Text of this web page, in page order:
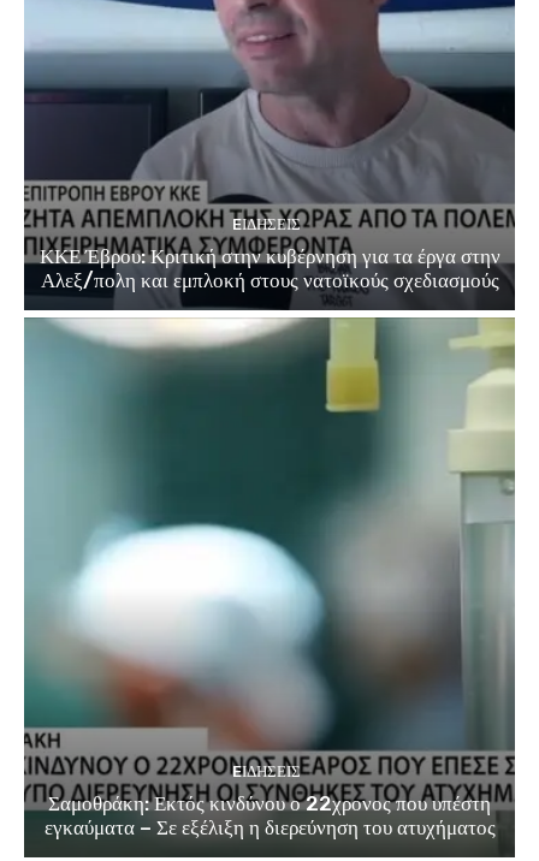
EΙΔΗΣΕΙΣ
ΚΚΕ Έβρου: Κριτική στην κυβέρνηση για τα έργα στην
Αλεξ/πολη και εμπλοκή στους νατοϊκούς σχεδιασμούς
EΙΔΗΣΕΙΣ
Σαμοθράκη: Εκτός κινδύνου ο 22χρονος που υπέστη
εγκαύματα – Σε εξέλιξη η διερεύνηση του ατυχήματος